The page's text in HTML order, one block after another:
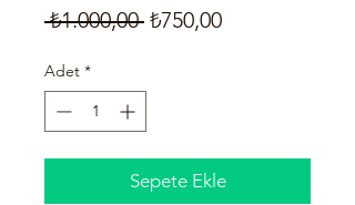
₺1.000,00 Normal
₺750,00İndirimli
Adet *
Sepete Ekle